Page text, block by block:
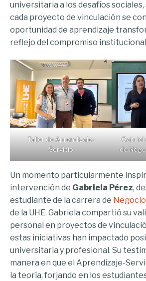
universitaria a los desafíos
cada proyecto de vinculación se
oportunidad de aprendizaje
reflejo del compromiso institucional
Taller de Aprendizaje-
Servicio
de
Un momento particularmente
intervención de Gabriela Pérez,
estudiante de la carrera de
de la UHE. Gabriela compartió su
personal en proyectos de
estas iniciativas han impactado
universitaria y profesional. Su
manera en que el Aprendizaje-
la teoría, forjando en los